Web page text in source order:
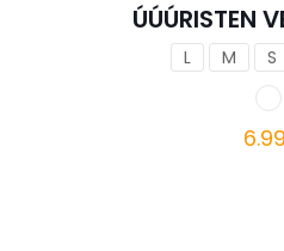
ÚÚÚRISTEN
L M S